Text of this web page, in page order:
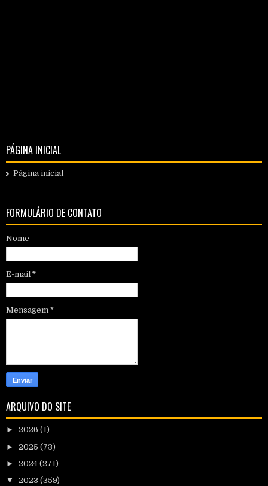
PÁGINA INICIAL
Página inicial
FORMULÁRIO DE CONTATO
Nome
E-mail *
Mensagem *
ARQUIVO DO SITE
► 2026 (1)
► 2025 (73)
► 2024 (271)
▼ 2023 (359)